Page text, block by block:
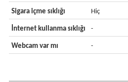
Sigara içme sıklığı Hiç
İnternet kullanma sıklığı -
Webcam var mı -